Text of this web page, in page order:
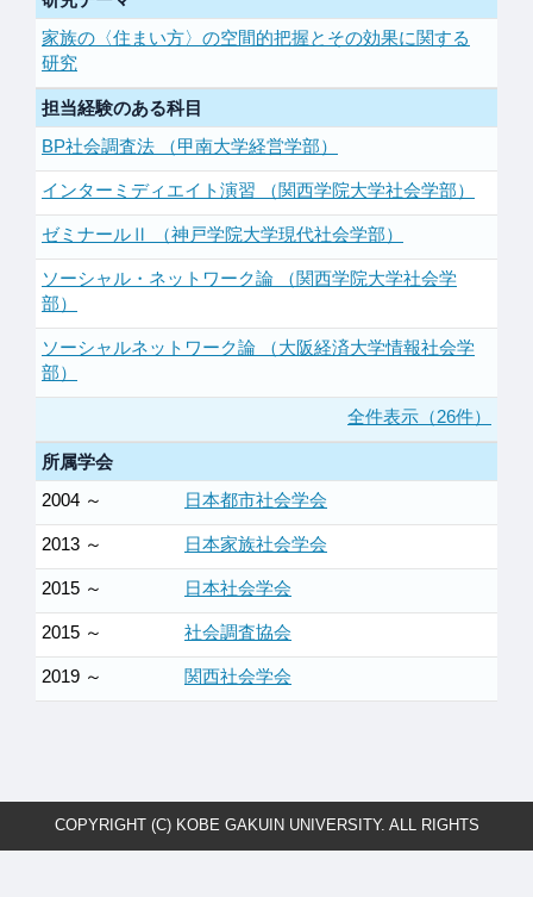
家族の〈住まい方〉の空間的把握とその効果に関する
研究
担当経験のある科目
BP社会調査法 （甲南大学経営学部）
インターミディエイト演習 （関西学院大学社会学部）
ゼミナールⅡ （神戸学院大学現代社会学部）
ソーシャル・ネットワーク論 （関西学院大学社会学
部）
ソーシャルネットワーク論 （大阪経済大学情報社会学
部）
全件表示（26件）
所属学会
2004 ～
日本都市社会学会
2013 ～ 日本家族社会学会
2015 ～ 日本社会学会
2015 ～ 社会調査協会
2019 ～ 関西社会学会
COPYRIGHT (C) KOBE GAKUIN UNIVERSITY. ALL RIGHTS